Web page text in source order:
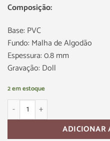
Composição:
Base: PVC
Fundo: Malha de Algodão
Espessura: 0.8 mm
Gravação: Doll
2 em estoque
ADICIONAR